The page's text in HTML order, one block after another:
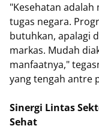
"Kesehatan
tugas negara.
butuhkan, apalagi
markas. Mudah
manfaatnya,"
yang tengah antre
Sinergi Lintas
Sehat